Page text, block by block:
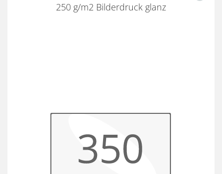
250 g/m2 Bilderdruck glanz